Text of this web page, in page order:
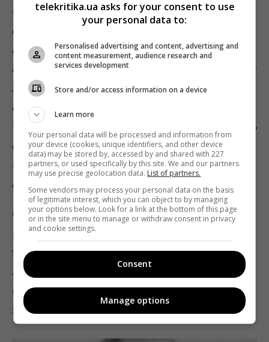
«Государствам-участникам предоставлены
определенные пределы усмотрения в оценке того,
существует ли подобная потребность но в то же
время это идет рука об руку с европейским надзором за
законодательством и практикой его применения,
включая решения, вынесенные независимыми судами.
Таким образом, Европейский суд уполномочен выносить
окончательное решение по вопросу о том, насколько
«ограничение» или «санкция» совместимы со свободой
выражения мнения…» (п. 39).
Суд признал, что никакой насущной социальной
потребности штрафовать Лингенса и ограничивать
тем самым свободу выражения им своего мнения у
Австрии не было. То есть санкции австрийского
суда не были соразмерными преследуемой
законной цели.
telekritika.ua asks for your consent to use
your personal data to:
Personalised advertising and content, advertising and
content measurement, audience research and
services development
Store and/or access information on a device
Learn more
Your personal data will be processed and information from
your device (cookies, unique identifiers, and other device
data) may be stored by, accessed by and shared with 227
partners, or used specifically by this site. We and our partners
may use precise geolocation data. List of partners.
Some vendors may process your personal data on the basis
of legitimate interest, which you can object to by managing
your options below. Look for a link at the bottom of this page
or in the site menu to manage or withdraw consent in privacy
and cookie settings.
Consent
Manage options